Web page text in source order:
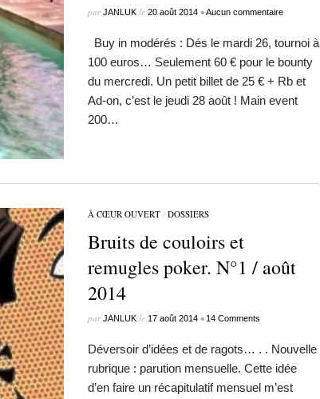
parJANLUKle 20 août 2014 •Aucun commentaire
Buy in modérés : Dés le mardi 26, tournoi à
100 euros… Seulement 60 € pour le bounty
du mercredi. Un petit billet de 25 € + Rb et
Ad-on, c’est le jeudi 28 août ! Main event
200…
À CŒUR OUVERT/ DOSSIERS
Bruits de couloirs et
remugles poker. N°1 / août
2014
parJANLUKle 17 août 2014 • 14 Comments
Déversoir d’idées et de ragots… . . Nouvelle
rubrique : parution mensuelle. Cette idée
d’en faire un récapitulatif mensuel m’est